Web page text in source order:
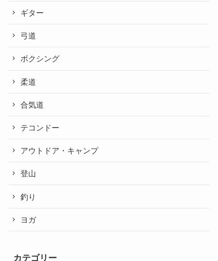
ギター
弓道
ボクシング
柔道
合気道
テコンドー
アウトドア・キャンプ
登山
釣り
ヨガ
カテゴリー